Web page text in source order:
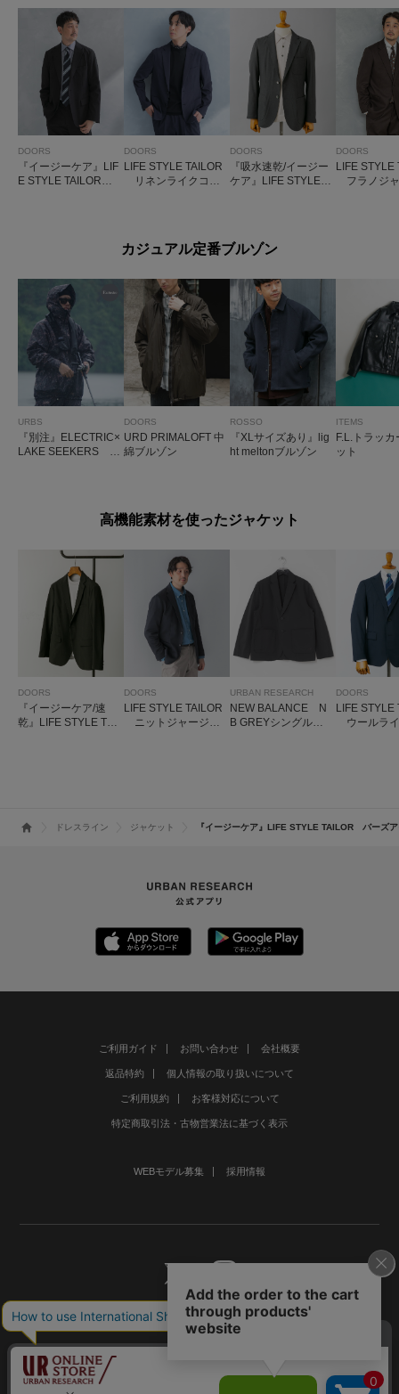
DOORS
『イージーケア』LIF
E STYLE TAILOR
DOORS
LIFE STYLE TAILOR
リネンライクコン
DOORS
『吸水速乾/イージー
ケア』LIFE STYLE T
DOORS
LIFE STYLE
フラノジ
カジュアル定番ブルゾン
URBS
『別注』ELECTRIC×
LAKE SEEKERS FI
DOORS
URD PRIMALOFT 中
綿ブルゾン
ROSSO
『XLサイズあり』lig
ht meltonブルゾン
ITEMS
F.L.トラッ
ット
高機能素材を使ったジャケット
DOORS
『イージーケア/速
乾』LIFE STYLE TAI
DOORS
LIFE STYLE TAILOR
ニットジャージジ
URBAN RESEARCH
NEW BALANCE N
B GREYシングルジ
DOORS
LIFE STYLE
ウールラ
ドレスライン ジャケット 『イージーケア』LIFE STYLE TAILOR バーズ
ご利用ガイド お問い合わせ 会社概要
返品特約 個人情報の取り扱いについて
ご利用規約 お客様対応について
特定商取引法・古物営業法に基づく表示
WEBモデル募集 採用情報